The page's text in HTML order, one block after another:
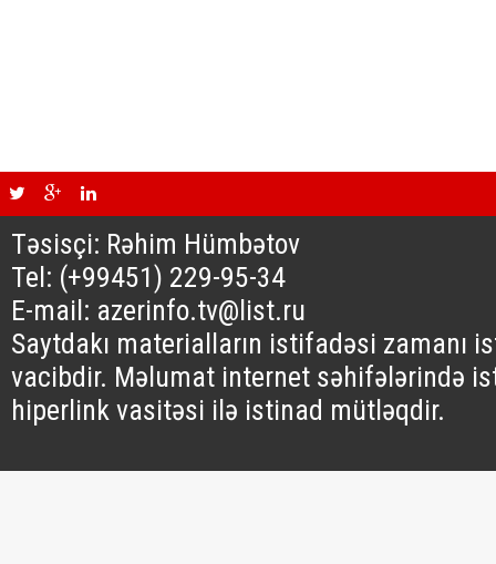
Təsisçi: Rəhim Hümbətov
Tel: (+99451) 229-95-34
E-mail: azerinfo.tv@list.ru
Saytdakı materialların istifadəsi zamanı
vacibdir. Məlumat internet səhifələrində
hiperlink vasitəsi ilə istinad mütləqdir.